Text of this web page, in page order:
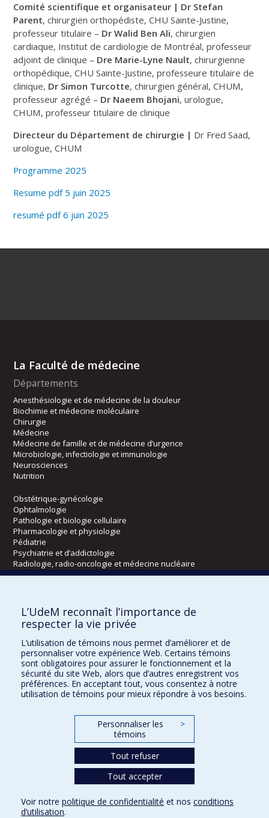
Comité scientifique et organisateur | Dr Stefan
Parent, chirurgien orthopédiste, CHU Sainte-Justine,
professeur titulaire – Dr Walid Ben Ali, chirurgien
cardiaque, Institut de cardiologie de Montréal, professeur
adjoint de clinique – Dre Marie-Lyne Nault, chirurgienne
orthopédique, CHU Sainte-Justine, professeure titulaire de
clinique, Dr Simon Turcotte, chirurgien général, CHUM,
professeur agrégé – Dr Naeem Bhojani, urologue,
CHUM, professeur titulaire de clinique
Directeur du Département de chirurgie | Dr Fred Saad,
urologue, CHUM
Programme 2025
Resume pdf 5 juin 2025
resumé pdf 6 juin 2025
La Faculté de médecine
Départements
Anesthésiologie et de médecine de la douleur
Biochimie et médecine moléculaire
Chirurgie
Médecine
Médecine de famille et de médecine d’urgence
Microbiologie, infectiologie et immunologie
Neurosciences
Nutrition
Obstétrique-gynécologie
Ophtalmologie
Pathologie et biologie cellulaire
Pharmacologie et physiologie
Pédiatrie
Psychiatrie et d’addictologie
Radiologie, radio-oncologie et médecine nucléaire
Kinésiologie et des sciences de l’activité physique
Orthophonie et audiologie
Réadaptation
Directions
DPC
CPASS
L’UdeM reconnaît l’importance de
respecter la vie privée
L’utilisation de témoins nous permet d’améliorer et de
personnaliser votre expérience Web. Certains témoins
sont obligatoires pour assurer le fonctionnement et la
sécurité du site Web, alors que d’autres enregistrent vos
préférences. En acceptant tout, vous consentez à notre
utilisation de témoins pour mieux répondre à vos besoins.
Personnaliser les
témoins
>
Tout refuser
Tout accepter
Voir notre politique de confidentialité et nos conditions
d’utilisation.